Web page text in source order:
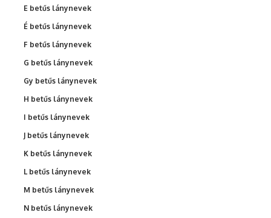
E betűs lánynevek
É betűs lánynevek
F betűs lánynevek
G betűs lánynevek
Gy betűs lánynevek
H betűs lánynevek
I betűs lánynevek
J betűs lánynevek
K betűs lánynevek
L betűs lánynevek
M betűs lánynevek
N betűs lánynevek